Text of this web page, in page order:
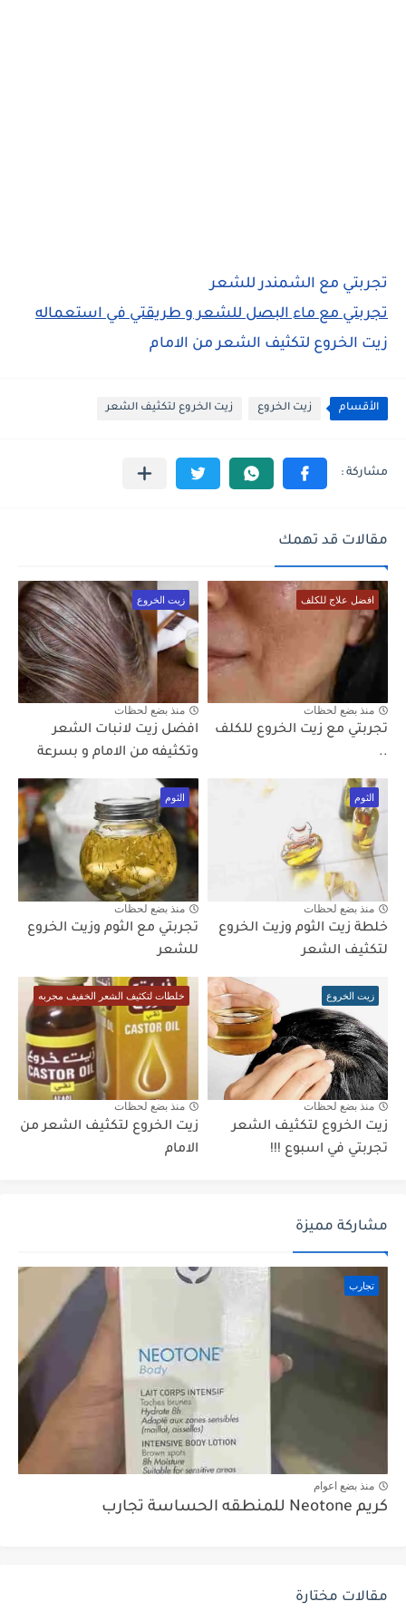
تجربتي مع الشمندر للشعر
تجربتي مع ماء البصل للشعر و طريقتي في استعماله
زيت الخروع لتكثيف الشعر من الامام
الأقسام زيت الخروع زيت الخروع لتكثيف الشعر
مقالات قد تهمك
افضل علاج للكلف
منذ بضع لحظات
تجربتي مع زيت الخروع للكلف
..
زيت الخروع
منذ بضع لحظات
افضل زيت لانبات الشعر
وتكثيفه من الامام و بسرعة
الثوم
منذ بضع لحظات
خلطة زيت الثوم وزيت الخروع
لتكثيف الشعر
الثوم
منذ بضع لحظات
تجربتي مع الثوم وزيت الخروع
للشعر
زيت الخروع
منذ بضع لحظات
زيت الخروع لتكثيف الشعر
تجربتي في اسبوع !!!
خلطات لتكثيف الشعر الخفيف مجربه
منذ بضع لحظات
زيت الخروع لتكثيف الشعر من
الامام
مشاركة مميزة
تجارب
منذ بضع اعوام
كريم Neotone للمنطقه الحساسة تجارب
مقالات مختارة